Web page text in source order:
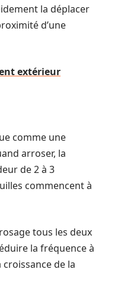
la déplacer
d’une
extérieur
comme une
arroser, la
de 2 à 3
commencent à
tous les deux
la fréquence à
de la